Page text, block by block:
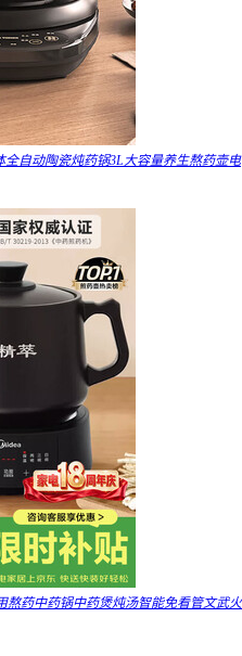
自动陶瓷炖药锅3L大容量养生熬药壶电
熬药中药锅中药煲炖汤智能免看管文武火